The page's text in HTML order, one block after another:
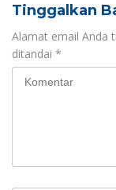
Tinggalkan
Alamat email Anda
ditandai *